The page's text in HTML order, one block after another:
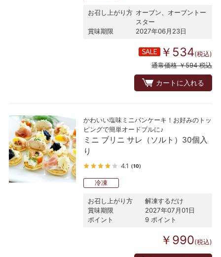
お召し上がり方 オーブン、オーブントー
スター
賞味期限
2027年06月23日
￥534(税込)
通常価格 ￥594 税込
カートに入れる
かわいい塩味ミニパンケーキ！お好みのトッ
ピングで簡単オードブルに♪
ミニ ブリニ サレ（ソルト）30個入
り
4.1 （10）
冷凍
お召し上がり方
解凍するだけ
賞味期限
2027年07月01日
ポイント
9 ポイント
￥990(税込)